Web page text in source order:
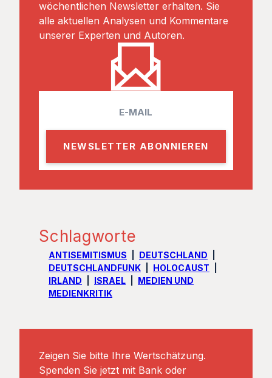
wöchentlichen Newsletter erhalten. Sie
alle aktuellen Analysen und Kommentare
unserer Experten und Autoren.
l
Schlagworte
ANTISEMITISMUS
DEUTSCHLAND
DEUTSCHLANDFUNK
HOLOCAUST
IRLAND
ISRAEL
MEDIEN UND
MEDIENKRITIK
Zeigen Sie bitte Ihre Wertschätzung.
Spenden Sie jetzt mit Bank oder